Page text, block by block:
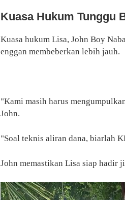
Kuasa Hukum Tunggu
Kuasa hukum Lisa, John Boy
enggan membeberkan lebih jauh.
"Kami masih harus
John.
"Soal teknis aliran dana, biarlah
John memastikan Lisa siap hadir